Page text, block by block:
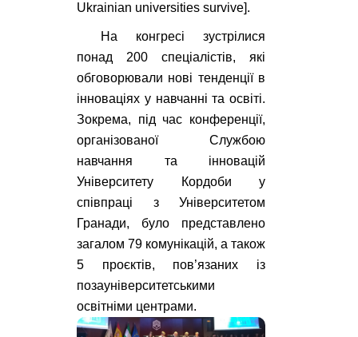
Ukrainian universities survive].
На конгресі зустрілися
понад 200 спеціалістів, які
обговорювали нові тенденції в
інноваціях у навчанні та освіті.
Зокрема, під час конференції,
організованої Службою
навчання та інновацій
Університету Кордоби у
співпраці з Університетом
Гранади, було представлено
загалом 79 комунікацій, а також
5 проєктів, пов’язаних із
позауніверситетськими
освітніми центрами.